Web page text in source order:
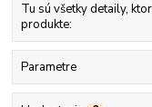
Tu sú všetky detaily,
produkte:
Parametre